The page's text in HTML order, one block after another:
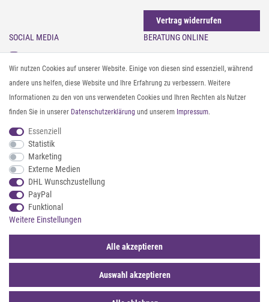
Vertrag widerrufen
SOCIAL MEDIA
Instagram
Facebook
Pinterest
Twitter
Youtube
Threads
BERATUNG ONLINE
Gürtel messen & kürzen
Sonnenbrillen & UV-Schutz
Textilpflege
Textil- und Material-Guide
Geldbörse richtig organisieren
ZAHLUNG & VERSAND
Wir nutzen Cookies auf unserer Website. Einige von diesen sind essenziell, während
andere uns helfen, diese Website und Ihre Erfahrung zu verbessern. Weitere
Informationen zu den von uns verwendeten Cookies und Ihren Rechten als Nutzer
finden Sie in unserer Daten­schutz­erklärung und unserem Impressum.
Essenziell
Statistik
Marketing
Externe Medien
DHL Wunschzustellung
PayPal
Funktional
Weitere Einstellungen
Auswahl akzeptieren
Alle akzeptieren
© 2026 styleBREAKER | Alle Rechte vorbehalten. |
*Sternchentexte und rechtliche Hinweise